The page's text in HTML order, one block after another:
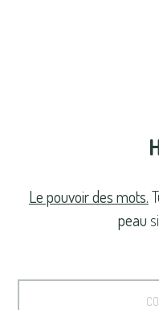
Le pouvoir des mots.
peau